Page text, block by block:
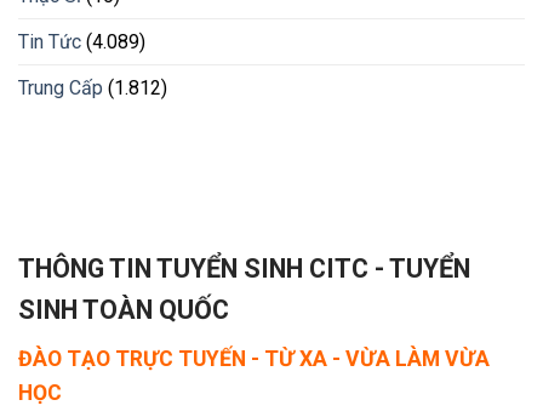
Tin Tức (4.089)
Trung Cấp (1.812)
THÔNG TIN TUYỂN SINH CITC - TUYỂN
SINH TOÀN QUỐC
ĐÀO TẠO TRỰC TUYẾN - TỪ XA - VỪA LÀM VỪA
HỌC